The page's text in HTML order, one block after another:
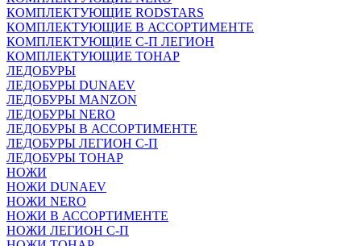
КОМПЛЕКТУЮЩИЕ RODSTARS
КОМПЛЕКТУЮЩИЕ В АССОРТИМЕНТЕ
КОМПЛЕКТУЮЩИЕ С-П ЛЕГИОН
КОМПЛЕКТУЮЩИЕ ТОНАР
ЛЕДОБУРЫ
ЛЕДОБУРЫ DUNAEV
ЛЕДОБУРЫ MANZON
ЛЕДОБУРЫ NERO
ЛЕДОБУРЫ В АССОРТИМЕНТЕ
ЛЕДОБУРЫ ЛЕГИОН С-П
ЛЕДОБУРЫ ТОНАР
НОЖИ
НОЖИ DUNAEV
НОЖИ NERO
НОЖИ В АССОРТИМЕНТЕ
НОЖИ ЛЕГИОН С-П